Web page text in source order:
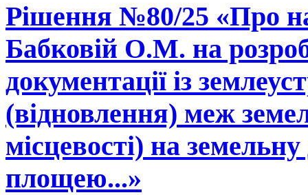
Рішення №80/25 «Про
Бабковій О.М. на
документації із
(відновлення) меж
місцевості) на
площею...»